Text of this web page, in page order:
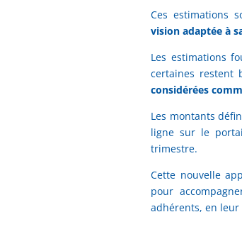
Ces estimations
vision adaptée à
Les estimations
certaines restent
considérées
Les montants
ligne sur le
trimestre.
Cette nouvelle
pour
adhérents, en